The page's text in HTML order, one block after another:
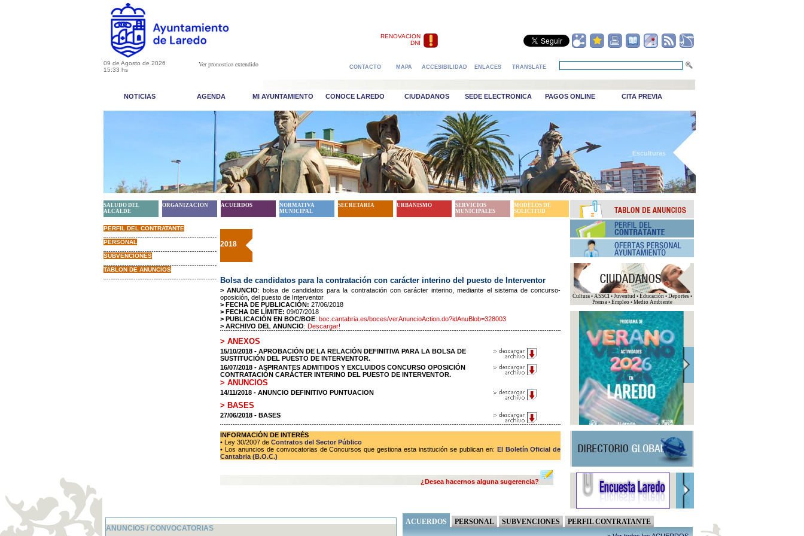
RENOVACION
DNI
09 de Agosto de 2026
15:33 hs
Ver pronostico extendido CONTACTO MAPA ACCESIBILIDAD ENLACES TRANSLATE
NOTICIAS AGENDA MI AYUNTAMIENTO CONOCE LAREDO CIUDADANOS SEDE ELECTRONICA PAGOS ONLINE CITA PREVIA
_Esculturas
SALUDO DEL
ALCALDE
ORGANIZACION ACUERDOS
NORMATIVA
MUNICIPAL
SECRETARIA URBANISMO
SERVICIOS
MUNICIPALES
MODELOS DE
SOLICITUD
PERFIL DEL CONTRATANTE
PERSONAL
SUBVENCIONES
TABLON DE ANUNCIOS
2018
Bolsa de candidatos para la contratación con carácter interino del puesto de Interventor
> ANUNCIO: bolsa de candidatos para la contratación con carácter interino, mediante el sistema de concurso-
oposición, del puesto de Interventor
> FECHA DE PUBLICACIÓN: 27/06/2018
> FECHA DE LÍMITE: 09/07/2018
> PUBLICACIÓN EN BOC/BOE: boc.cantabria.es/boces/verAnuncioAction.do?idAnuBlob=328003
> ARCHIVO DEL ANUNCIO: Descargar!
> ANEXOS
15/10/2018 - APROBACIÓN DE LA RELACIÓN DEFINITIVA PARA LA BOLSA DE
SUSTITUCIÓN DEL PUESTO DE INTERVENTOR.
16/07/2018 - ASPIRANTES ADMITIDOS Y EXCLUIDOS CONCURSO OPOSICIÓN
CONTRATACIÓN CARÁCTER INTERINO DEL PUESTO DE INTERVENTOR.
> ANUNCIOS
14/11/2018 - ANUNCIO DEFINITIVO PUNTUACION
> BASES
27/06/2018 - BASES
INFORMACIÓN DE INTERÉS
• Ley 30/2007 de Contratos del Sector Público
• Los anuncios de convocatorias de Concursos que gestiona esta institución se publican en: El Boletín Oficial de
Cantabria (B.O.C.)
¿Desea hacernos alguna sugerencia?
Cultura • ASSCI • Juventud • Educación • Deportes •
Prensa • Empleo • Medio Ambiente
ANUNCIOS / CONVOCATORIAS
ACUERDOS PERSONAL SUBVENCIONES PERFIL CONTRATANTE